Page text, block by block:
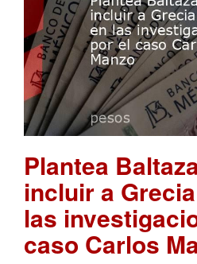
Plantea
incluir a
las
caso Carlos